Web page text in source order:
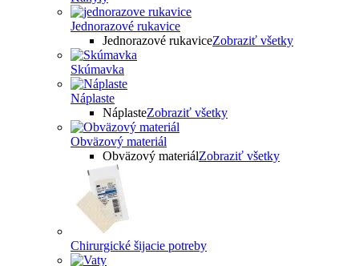
Jednorazové rukavice
Jednorazové rukaviceZobraziť všetky
Skúmavka
Náplaste
NáplasteZobraziť všetky
Obväzový materiál
Obväzový materiálZobraziť všetky
Chirurgické šijacie potreby